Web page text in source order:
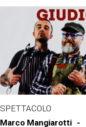
SPETTACOLO
Marco Mangiarotti